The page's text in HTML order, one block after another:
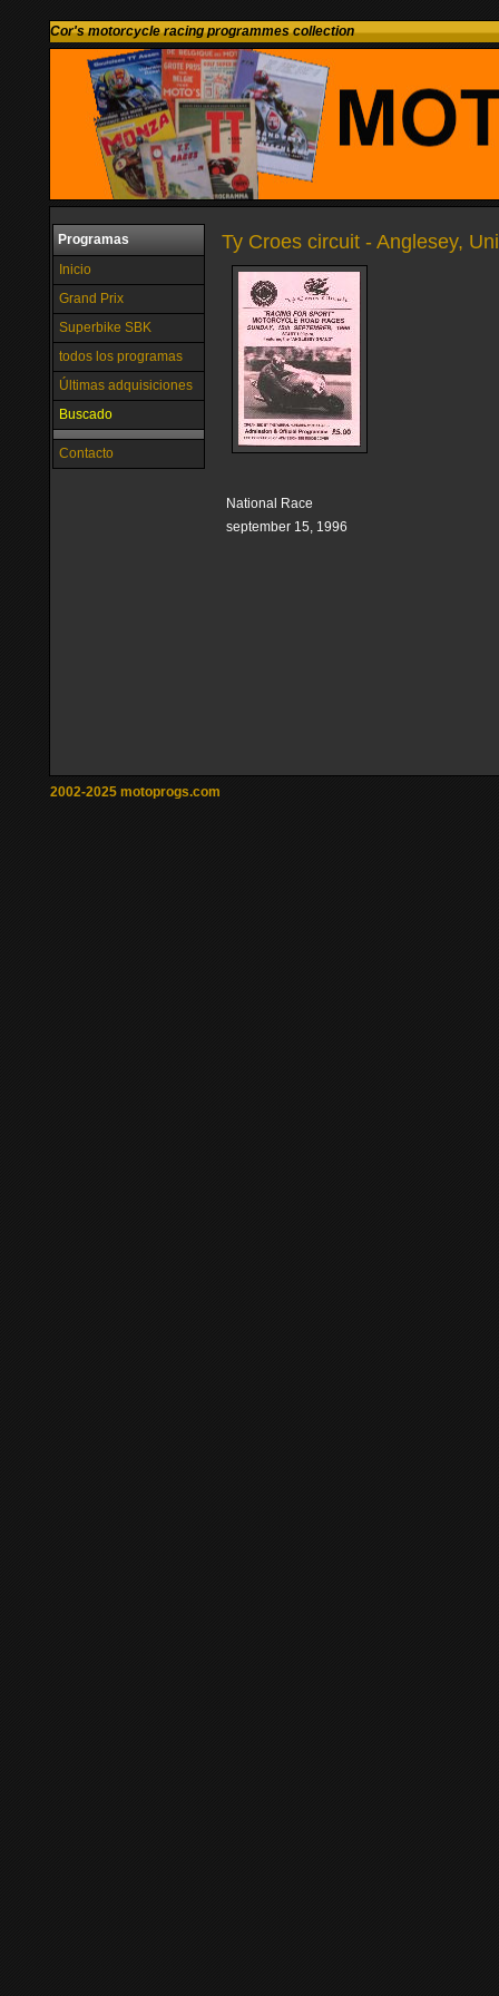
Cor's motorcycle racing programmes collection
Programas
Inicio
Grand Prix
Superbike SBK
todos los programas
Últimas adquisiciones
Buscado
Contacto
Ty Croes circuit - Anglesey,
National Race
september 15, 1996
2002-2025 motoprogs.com